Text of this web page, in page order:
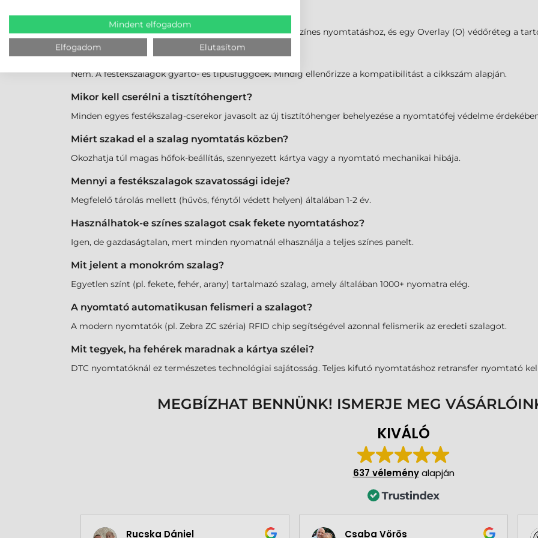
Mit jelent az YMCKO rövidítés?
Sárga (Y), Magenta (M), Cián (C), Fekete (K) panelek a színes nyomtatáshoz, és egy Overlay (O) védőréteg a
Minden szalag jó minden nyomtatóba?
Nem. A festékszalagok gyártó- és típusfüggőek. Mindig ellenőrizze a kompatibilitást a cikkszám alapján.
Mikor kell cserélni a tisztítóhengert?
Minden egyes festékszalag-cserekor javasolt az új tisztítóhenger behelyezése a nyomtatófej védelme
Miért szakad el a szalag nyomtatás közben?
Okozhatja túl magas hőfok-beállítás, szennyezett kártya vagy a nyomtató mechanikai hibája.
Mennyi a festékszalagok szavatossági ideje?
Megfelelő tárolás mellett (hűvös, fénytől védett helyen) általában 1-2 év.
Használhatok-e színes szalagot csak fekete nyomtatáshoz?
Igen, de gazdaságtalan, mert minden nyomatnál elhasználja a teljes színes panelt.
Mit jelent a monokróm szalag?
Egyetlen színt (pl. fekete, fehér, arany) tartalmazó szalag, amely általában 1000+ nyomatra elég.
A nyomtató automatikusan felismeri a szalagot?
A modern nyomtatók (pl. Zebra ZC széria) RFID chip segítségével azonnal felismerik az eredeti szalagot.
Mit tegyek, ha fehérek maradnak a kártya szélei?
DTC nyomtatóknál ez természetes technológiai sajátosság. Teljes kifutó nyomtatáshoz retransfer nyomtató
MEGBÍZHAT BENNÜNK! ISMERJE MEG
KIVÁLÓ
637 véleményalapján
Rucska Dániel Csaba Vörös
Mindent elfogadom
Elfogadom Elutasítom